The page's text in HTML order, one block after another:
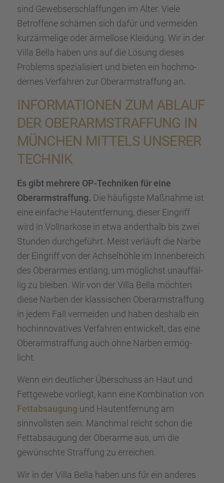
sind Gewebs­er­schlaf­fun­gen im Alter. Viele
Betrof­fene schämen sich dafür und vermei­den
kurzär­me­lige oder ärmel­lose Kleidung. Wir in der
Villa Bella haben uns auf die Lösung dieses
Problems spezia­li­siert und bieten ein hochmo­
der­nes Verfah­ren zur Oberarm­straf­fung an.
INFOR­MA­TIO­NEN ZUM ABLAUF
DER OBERARM­STRAF­FUNG IN
MÜNCHEN MITTELS UNSERER
TECHNIK
Es gibt mehrere OP-Techni­ken für eine
Oberarm­straf­fung. Die häufigste Maßnahme ist
eine einfa­che Hautent­fer­nung, dieser Eingriff
wird in Vollnar­kose in etwa andert­halb bis zwei
Stunden durch­ge­führt. Meist verläuft die Narbe
der Eingriff von der Achsel­höhle im Innen­be­reich
des Oberar­mes entlang, um möglichst unauf­fäl­
lig zu bleiben. Wir von der Villa Bella möchten
diese Narben der klassi­schen Oberarm­straf­fung
in jedem Fall vermei­den und haben deshalb ein
hochin­no­va­ti­ves Verfah­ren entwi­ckelt, das eine
Oberarm­straf­fung auch ohne Narben ermög­
licht.
Wenn ein deutli­cher Überschuss an Haut und
Fettge­webe vorliegt, kann eine Kombi­na­tion von
Fettab­sau­gung und Hautent­fer­nung am
sinnvolls­ten sein. Manch­mal reicht schon die
Fettab­sau­gung der Oberarme aus, um die
gewünschte Straf­fung zu errei­chen.
Wir in der Villa Bella haben uns für ein anderes